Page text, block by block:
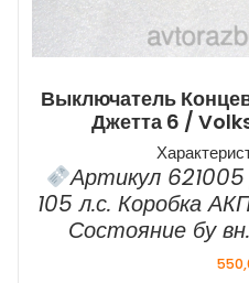
Выключатель
Джетта 6 /
Артикул 621005
105 л.с. Коробка
Состояние бу